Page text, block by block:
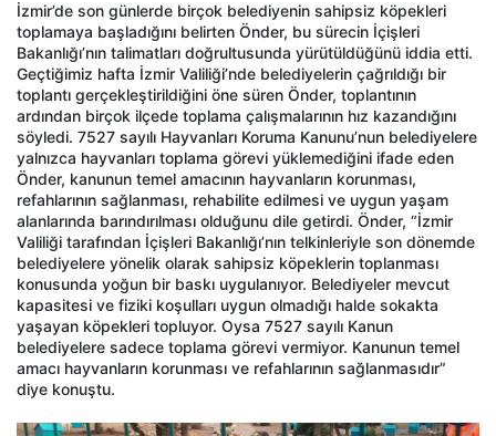
İzmir’de son günlerde birçok belediyenin sahipsiz köpekleri
toplamaya başladığını belirten Önder, bu sürecin İçişleri
Bakanlığı’nın talimatları doğrultusunda yürütüldüğünü iddia etti.
Geçtiğimiz hafta İzmir Valiliği’nde belediyelerin çağrıldığı bir
toplantı gerçekleştirildiğini öne süren Önder, toplantının
ardından birçok ilçede toplama çalışmalarının hız kazandığını
söyledi. 7527 sayılı Hayvanları Koruma Kanunu’nun belediyelere
yalnızca hayvanları toplama görevi yüklemediğini ifade eden
Önder, kanunun temel amacının hayvanların korunması,
refahlarının sağlanması, rehabilite edilmesi ve uygun yaşam
alanlarında barındırılması olduğunu dile getirdi. Önder, “İzmir
Valiliği tarafından İçişleri Bakanlığı’nın telkinleriyle son dönemde
belediyelere yönelik olarak sahipsiz köpeklerin toplanması
konusunda yoğun bir baskı uygulanıyor. Belediyeler mevcut
kapasitesi ve fiziki koşulları uygun olmadığı halde sokakta
yaşayan köpekleri topluyor. Oysa 7527 sayılı Kanun
belediyelere sadece toplama görevi vermiyor. Kanunun temel
amacı hayvanların korunması ve refahlarının sağlanmasıdır”
diye konuştu.